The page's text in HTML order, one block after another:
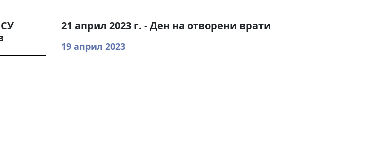
21 април 2023 г. - Ден на отворени врати
19 април 2023